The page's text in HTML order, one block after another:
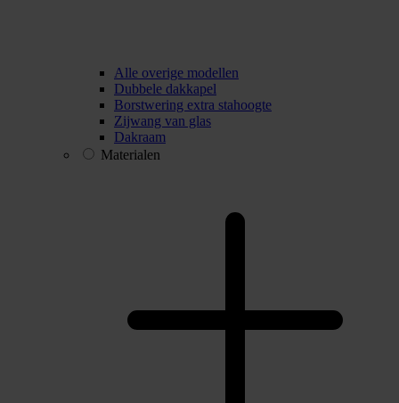
Alle overige modellen
Dubbele dakkapel
Borstwering extra stahoogte
Zijwang van glas
Dakraam
Materialen